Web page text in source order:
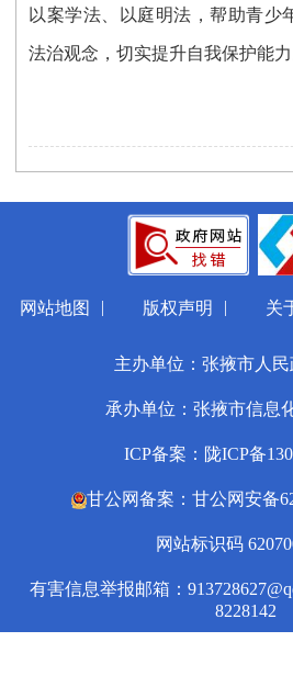
以案学法、以庭明法，帮助青少
法治观念，切实提升自我保护能力
网站地图 | 版权声明 | 关
主办单位：张掖市人
承办单位：张掖市信息
ICP备案：陇ICP备
甘公网备案：甘公网安备
网站标识码
有害信息举报邮箱：
8228142